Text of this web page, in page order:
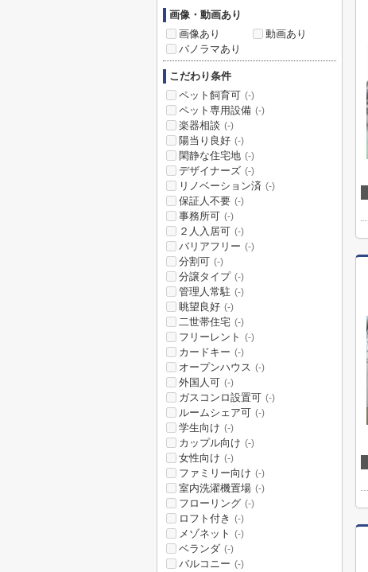
画像・動画あり
画像あり
動画あり
パノラマあり
こだわり条件
ペット飼育可 (-)
ペット専用設備 (-)
楽器相談 (-)
陽当り良好 (-)
閑静な住宅地 (-)
デザイナーズ (-)
リノベーション済 (-)
保証人不要 (-)
事務所可 (-)
２人入居可 (-)
バリアフリー (-)
分割可 (-)
分譲タイプ (-)
管理人常駐 (-)
眺望良好 (-)
二世帯住宅 (-)
フリーレント (-)
カードキー (-)
オープンハウス (-)
外国人可 (-)
ガスコンロ設置可 (-)
ルームシェア可 (-)
学生向け (-)
カップル向け (-)
女性向け (-)
ファミリー向け (-)
室内洗濯機置場 (-)
フローリング (-)
ロフト付き (-)
メゾネット (-)
ベランダ (-)
バルコニー (-)